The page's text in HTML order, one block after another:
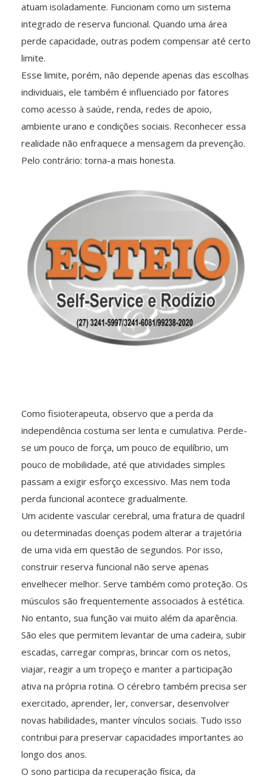
atuam isoladamente. Funcionam como um sistema
integrado de reserva funcional. Quando uma área
perde capacidade, outras podem compensar até certo
limite.
Esse limite, porém, não depende apenas das escolhas
individuais, ele também é influenciado por fatores
como acesso à saúde, renda, redes de apoio,
ambiente urano e condições sociais. Reconhecer essa
realidade não enfraquece a mensagem da prevenção.
Pelo contrário: torna-a mais honesta.
Como fisioterapeuta, observo que a perda da
independência costuma ser lenta e cumulativa. Perde-
se um pouco de força, um pouco de equilíbrio, um
pouco de mobilidade, até que atividades simples
passam a exigir esforço excessivo. Mas nem toda
perda funcional acontece gradualmente.
Um acidente vascular cerebral, uma fratura de quadril
ou determinadas doenças podem alterar a trajetória
de uma vida em questão de segundos. Por isso,
construir reserva funcional não serve apenas
envelhecer melhor. Serve também como proteção. Os
músculos são frequentemente associados à estética.
No entanto, sua função vai muito além da aparência.
São eles que permitem levantar de uma cadeira, subir
escadas, carregar compras, brincar com os netos,
viajar, reagir a um tropeço e manter a participação
ativa na própria rotina. O cérebro também precisa ser
exercitado, aprender, ler, conversar, desenvolver
novas habilidades, manter vínculos sociais. Tudo isso
contribui para preservar capacidades importantes ao
longo dos anos.
O sono participa da recuperação física, da